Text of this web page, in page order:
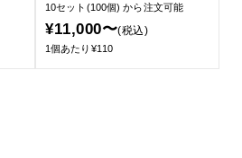
10セット(100個)から注文可能
¥11,000〜(税込)
1個あたり¥110